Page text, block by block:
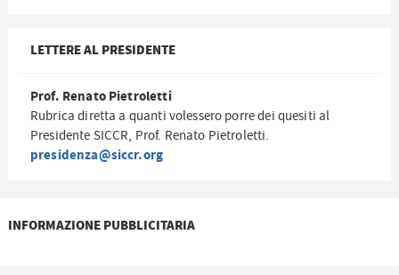
LETTERE AL PRESIDENTE
Prof. Renato Pietroletti
Rubrica diretta a quanti volessero porre dei quesiti al
Presidente SICCR, Prof. Renato Pietroletti.
presidenza@siccr.org
INFORMAZIONE PUBBLICITARIA